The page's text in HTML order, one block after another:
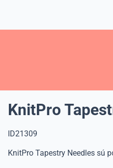
KnitPro
ID21309
KnitPro Tapestry Needles sú